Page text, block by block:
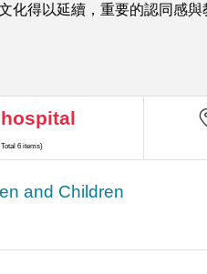
化得以延續，重要的認同感與
6 items)
and Children